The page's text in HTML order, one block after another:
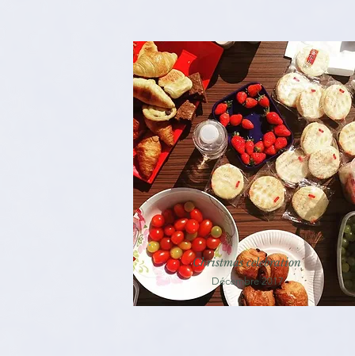
Christmas celebration
Décembre 2017